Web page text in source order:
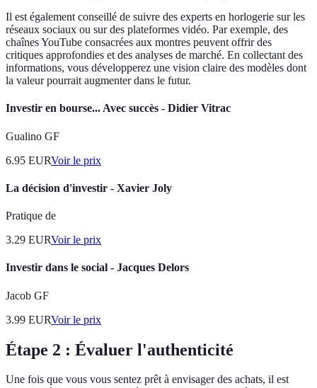
Il est également conseillé de suivre des experts en horlogerie sur les
réseaux sociaux ou sur des plateformes vidéo. Par exemple, des
chaînes YouTube consacrées aux montres peuvent offrir des
critiques approfondies et des analyses de marché. En collectant des
informations, vous développerez une vision claire des modèles dont
la valeur pourrait augmenter dans le futur.
Investir en bourse... Avec succès - Didier Vitrac
Gualino GF
6.95 EURVoir le prix
La décision d'investir - Xavier Joly
Pratique de
3.29 EURVoir le prix
Investir dans le social - Jacques Delors
Jacob GF
3.99 EURVoir le prix
Étape 2 : Évaluer l'authenticité
Une fois que vous vous sentez prêt à envisager des achats, il est